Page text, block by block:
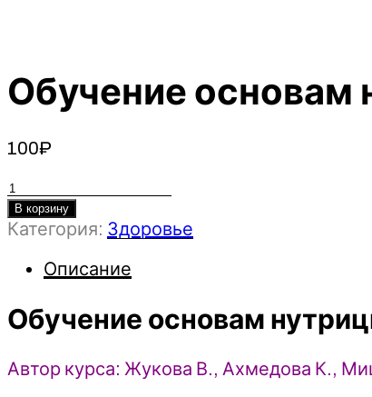
Обучение основам
100₽
Количество
товара
Обучение
нутрициологии
ступень
В корзину
Категория: Здоровье
Описание
Обучение основам
Автор курса: Жукова В., Ахмедова К.,